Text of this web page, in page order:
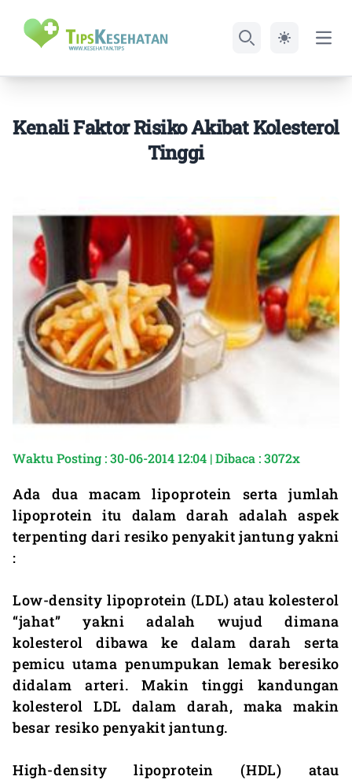
Kenali Faktor Risiko Akibat Kolesterol
Tinggi
Waktu Posting : 30-06-2014 12:04 | Dibaca : 3072x
Ada dua macam lipoprotein serta jumlah
lipoprotein itu dalam darah adalah aspek
terpenting dari resiko penyakit jantung yakni
:
Low-density lipoprotein (LDL) atau kolesterol
“jahat” yakni adalah wujud dimana
kolesterol dibawa ke dalam darah serta
pemicu utama penumpukan lemak beresiko
didalam arteri. Makin tinggi kandungan
kolesterol LDL dalam darah, maka makin
besar resiko penyakit jantung.
High-density lipoprotein (HDL) atau